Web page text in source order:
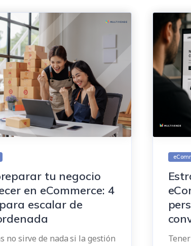
tu negocio
en eCommerce: 4
escalar de
no sirve de nada si la gestión